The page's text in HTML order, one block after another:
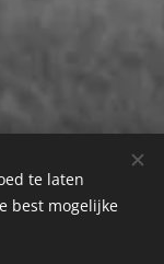
te laten
best mogelijke